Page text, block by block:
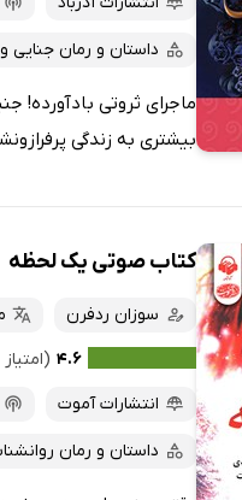
داستان و رمان جنایی
ماجرای ثروتی بادآورده!
بیشتری به زندگی
کتاب صوتی یک لحظه
سوزان ردفرن
۴.۶ (امتیاز ۳۱ نفر)
انتشارات آموت
داستان و رمان